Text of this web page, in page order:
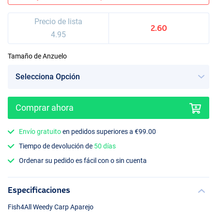
Precio de lista
4.95
2.60
Tamaño de Anzuelo
Comprar ahora
Envío gratuitoen pedidos superiores a €99.00
Tiempo de devolución de 50 días
Ordenar su pedido es fácil con o sin cuenta
Especificaciones
Fish4All Weedy Carp Aparejo